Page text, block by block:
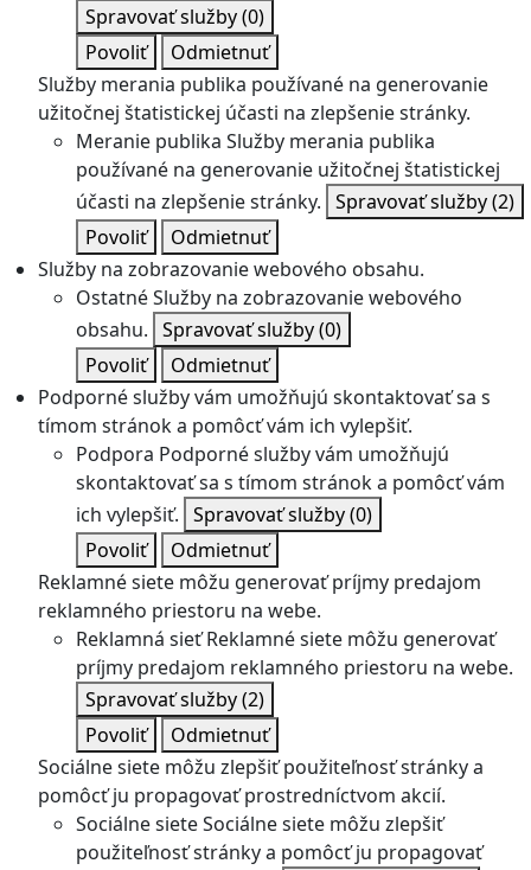
Spravovať služby(0)
Povoliť
Odmietnuť
Služby merania publika používané na generovanie
užitočnej štatistickej účasti na zlepšenie stránky.
Meranie publika Služby merania publika
používané na generovanie užitočnej štatistickej
účasti na zlepšenie stránky. Spravovať služby(2)
Povoliť
Odmietnuť
Služby na zobrazovanie webového obsahu.
OstatnéSlužby na zobrazovanie webového
obsahu. Spravovať služby(0)
Povoliť
Odmietnuť
Podporné služby vám umožňujú skontaktovať sa s
tímom stránok a pomôcť vám ich vylepšiť.
Podpora Podporné služby vám umožňujú
skontaktovať sa s tímom stránok a pomôcť vám
ich vylepšiť. Spravovať služby(0)
Povoliť
Odmietnuť
Reklamné siete môžu generovať príjmy predajom
reklamného priestoru na webe.
Reklamná sieť Reklamné siete môžu generovať
príjmy predajom reklamného priestoru na webe.
Spravovať služby(2)
Povoliť
Odmietnuť
Sociálne siete môžu zlepšiť použiteľnosť stránky a
pomôcť ju propagovať prostredníctvom akcií.
Sociálne sieteSociálne siete môžu zlepšiť
použiteľnosť stránky a pomôcť ju propagovať